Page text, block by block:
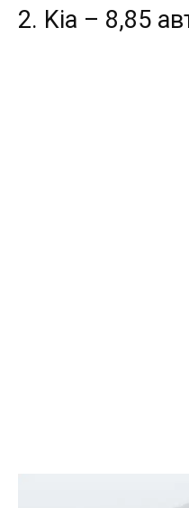
2. Kia – 8,85